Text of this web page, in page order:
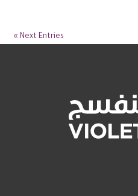
Next Entries »